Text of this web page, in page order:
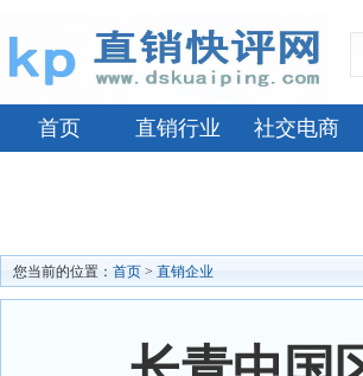
首页 直销行业 社交电商
您当前的位置： 首页 > 直销企业